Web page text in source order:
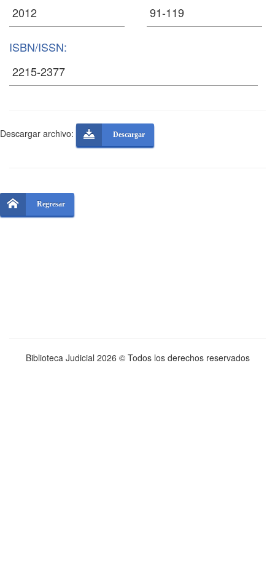
ISBN/ISSN:
Descargar archivo: Descargar
Regresar
Biblioteca Judicial 2026 © Todos los derechos reservados